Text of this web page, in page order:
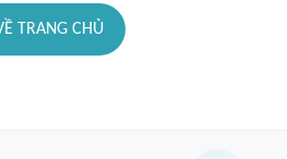
TRANG CHỦ